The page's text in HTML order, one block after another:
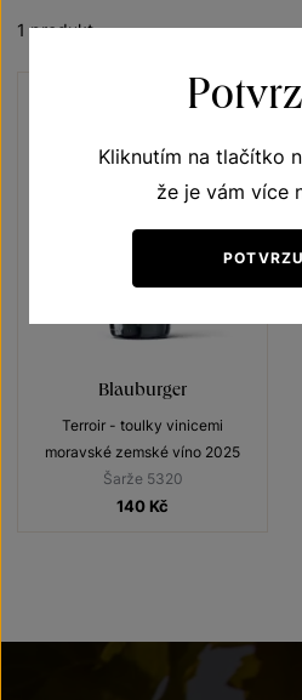
1 produkt
Blauburger
Terroir - toulky vinicemi
moravské zemské víno 2025
Šarže 5320
140 Kč
Kliknutím na tlačítko
že je vám více